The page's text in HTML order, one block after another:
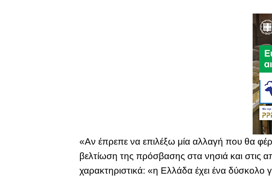
«Αν έπρεπε να επιλέξω μία αλλαγή που θα
βελτίωση της πρόσβασης στα νησιά και στις
χαρακτηριστικά: «η Ελλάδα έχει ένα